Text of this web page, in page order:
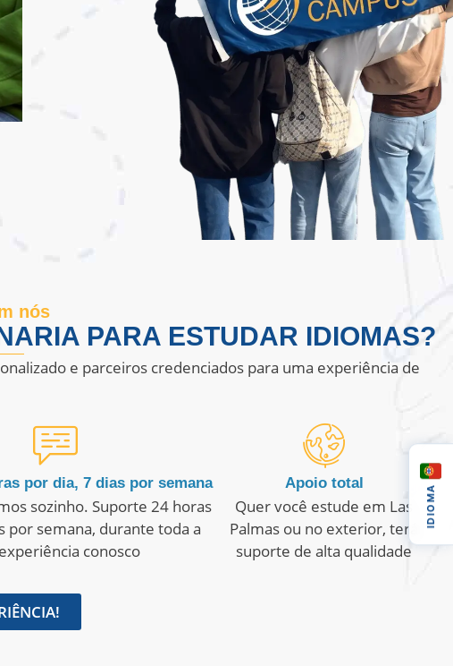
nós
PARA ESTUDAR IDIOMAS?
e parceiros credenciados para uma experiência de
por dia, 7 dias por semana
sozinho. Suporte 24 horas
por semana, durante toda a
conosco
Apoio total
Quer você estude em Las
Palmas ou no exterior, terá
suporte de alta qualidade
IDIOMA